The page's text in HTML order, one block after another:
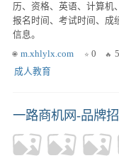
历、资格、英语、计算机
报名时间、考试时间、成
信息。
m.xhlylx.com
0
成人教育